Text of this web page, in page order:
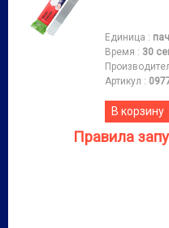
Единица :
Время : 30
Артикул :
В корзину
Правила